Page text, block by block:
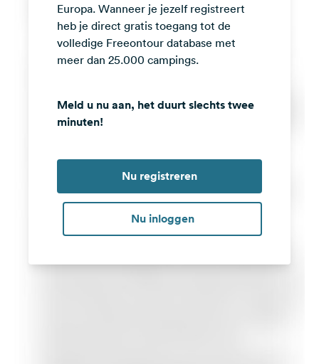
Instagram
Europa. Wanneer je jezelf registreert
heb je direct gratis toegang tot de
volledige Freeontour database met
meer dan 25.000 campings.
Meld u nu aan, het duurt slechts twee
minuten!
Nu registreren
Nu inloggen